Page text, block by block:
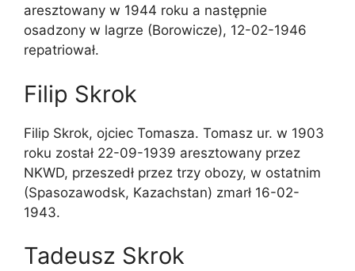
aresztowany w 1944 roku a następnie
osadzony w lagrze (Borowicze), 12-02-1946
repatriował.
Filip Skrok
Filip Skrok, ojciec Tomasza. Tomasz ur. w 1903
roku został 22-09-1939 aresztowany przez
NKWD, przeszedł przez trzy obozy, w ostatnim
(Spasozawodsk, Kazachstan) zmarł 16-02-
1943.
Tadeusz Skrok